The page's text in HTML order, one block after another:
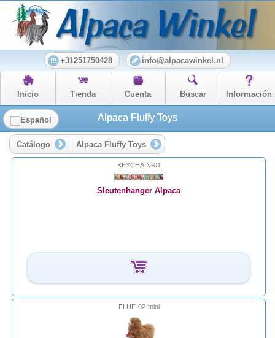
+31251750428 info@alpacawinkel.nl
Inicio Tienda Cuenta Buscar Información
Alpaca Fluffy Toys
Catálogo Alpaca Fluffy Toys
KEYCHAIN-01
Sleutenhanger Alpaca
FLUF-02-mini